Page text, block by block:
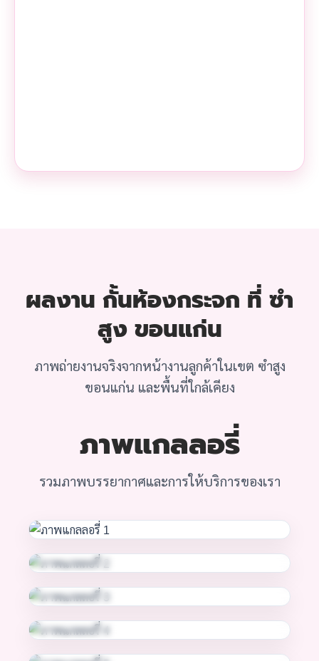
ผลงาน กั้นห้องกระจก ที่ ซำ
สูง ขอนแก่น
ภาพถ่ายงานจริงจากหน้างานลูกค้าในเขต ซำสูง
ขอนแก่น และพื้นที่ใกล้เคียง
ภาพแกลลอรี่
รวมภาพบรรยากาศและการให้บริการของเรา